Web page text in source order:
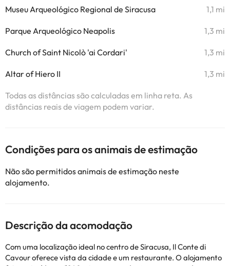
Museu Arqueológico Regional de Siracusa 1,1 mi
Parque Arqueológico Neapolis 1,3 mi
Church of Saint Nicolò 'ai Cordari' 1,3 mi
Altar of Hiero II 1,3 mi
Todas as distâncias são calculadas em linha reta. As
distâncias reais de viagem podem variar.
Condições para os animais de estimação
Não são permitidos animais de estimação neste
alojamento.
Descrição da acomodação
Com uma localização ideal no centro de Siracusa, Il Conte di
Cavour oferece vista da cidade e um restaurante. O alojamento